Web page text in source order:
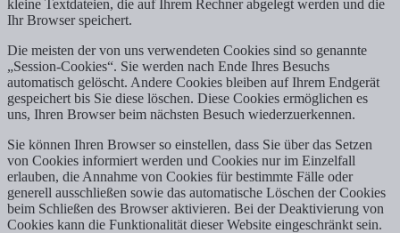
kleine Textdateien, die auf Ihrem Rechner abgelegt werden und die
Ihr Browser speichert.
Die meisten der von uns verwendeten Cookies sind so genannte
„Session-Cookies“. Sie werden nach Ende Ihres Besuchs
automatisch gelöscht. Andere Cookies bleiben auf Ihrem Endgerät
gespeichert bis Sie diese löschen. Diese Cookies ermöglichen es
uns, Ihren Browser beim nächsten Besuch wiederzuerkennen.
Sie können Ihren Browser so einstellen, dass Sie über das Setzen
von Cookies informiert werden und Cookies nur im Einzelfall
erlauben, die Annahme von Cookies für bestimmte Fälle oder
generell ausschließen sowie das automatische Löschen der Cookies
beim Schließen des Browser aktivieren. Bei der Deaktivierung von
Cookies kann die Funktionalität dieser Website eingeschränkt sein.